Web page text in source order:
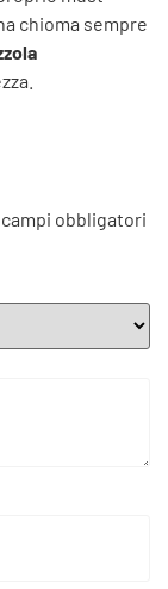
chioma sempre
campi obbligatori